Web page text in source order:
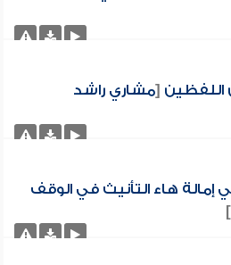
اللفظين [مشاري راشد
هاء التأنيث في الوقف
]